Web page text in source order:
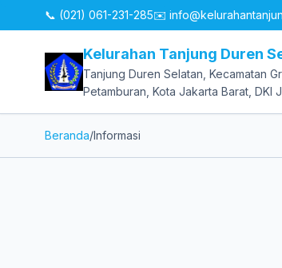
📞 (021) 061-231-285✉️
Kelurahan Tanjung Duren
Tanjung Duren Selatan, Kecamatan
Petamburan, Kota Jakarta Barat, DKI
Beranda/Informasi